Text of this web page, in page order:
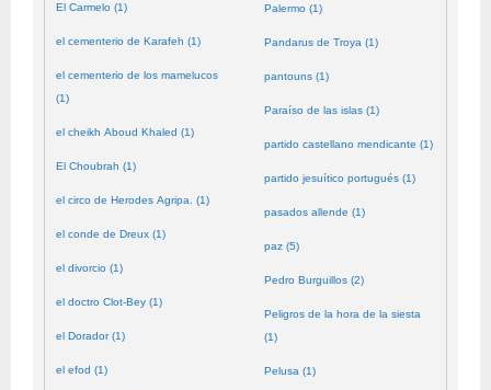
El Carmelo (1)
el cementerio de Karafeh (1)
el cementerio de los mamelucos
(1)
el cheikh Aboud Khaled (1)
El Choubrah (1)
el circo de Herodes Agripa. (1)
el conde de Dreux (1)
el divorcio (1)
el doctro Clot-Bey (1)
el Dorador (1)
el efod (1)
Palermo (1)
Pandarus de Troya (1)
pantouns (1)
Paraíso de las islas (1)
partido castellano mendicante (1)
partido jesuítico portugués (1)
pasados allende (1)
paz (5)
Pedro Burguillos (2)
Peligros de la hora de la siesta
(1)
Pelusa (1)